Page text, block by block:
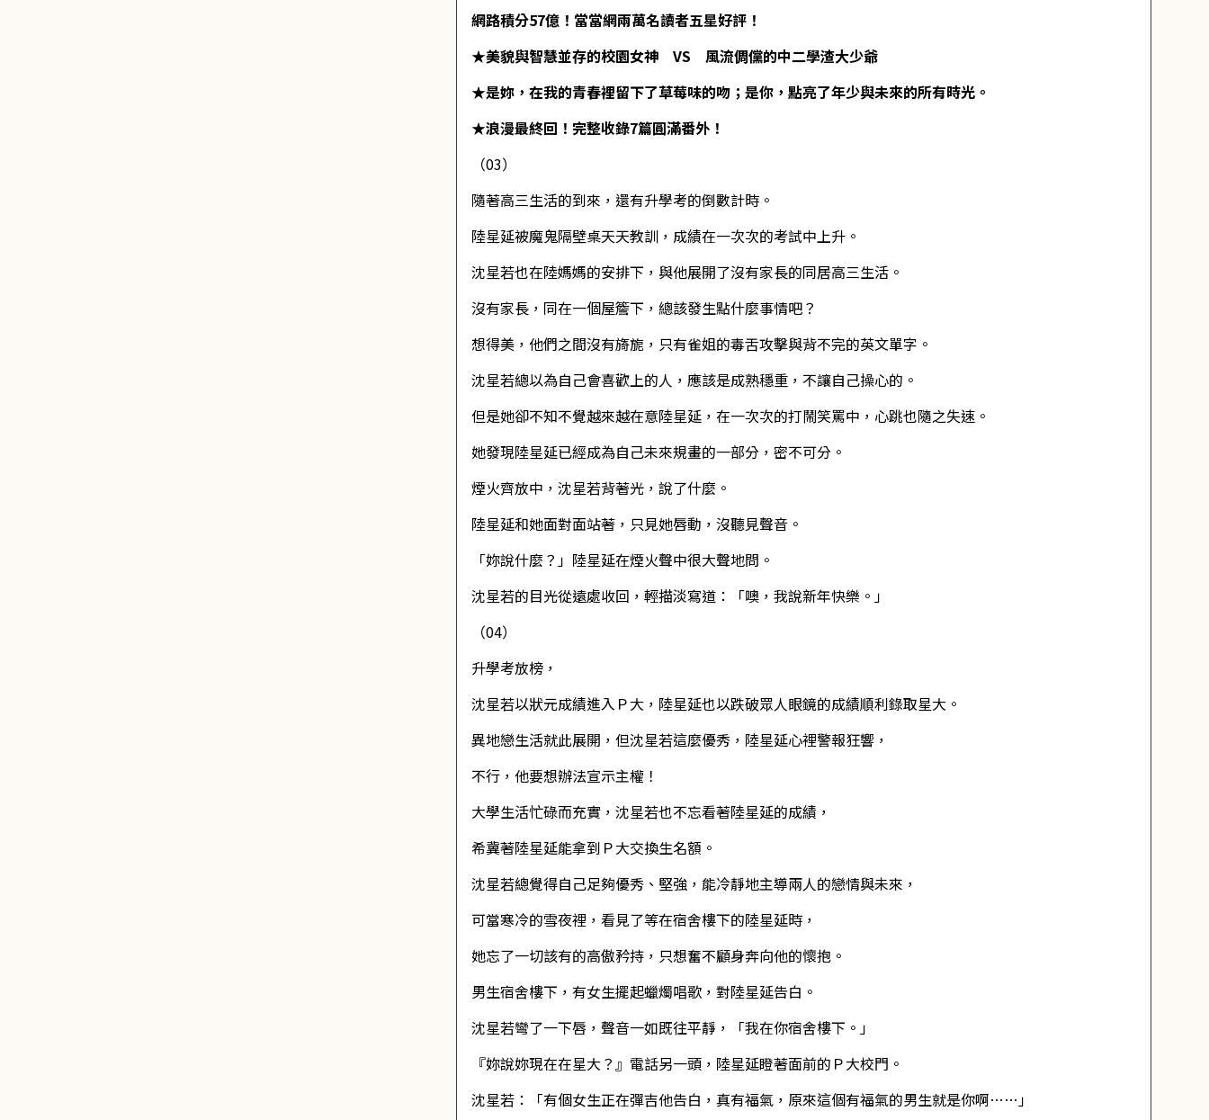
網路積分57億！當當網兩萬名讀者五星好評！
★美貌與智慧並存的校園女神 VS 風流倜儻的中二學渣大少爺
★是妳，在我的青春裡留下了草莓味的吻；是你，點亮了年少與未來的所有時光。
★浪漫最終回！完整收錄7篇圓滿番外！
（03）
隨著高三生活的到來，還有升學考的倒數計時。
陸星延被魔鬼隔壁桌天天教訓，成績在一次次的考試中上升。
沈星若也在陸媽媽的安排下，與他展開了沒有家長的同居高三生活。
沒有家長，同在一個屋簷下，總該發生點什麼事情吧？
想得美，他們之間沒有旖旎，只有雀姐的毒舌攻擊與背不完的英文單字。
沈星若總以為自己會喜歡上的人，應該是成熟穩重，不讓自己操心的。
但是她卻不知不覺越來越在意陸星延，在一次次的打鬧笑罵中，心跳也隨之失速。
她發現陸星延已經成為自己未來規畫的一部分，密不可分。
煙火齊放中，沈星若背著光，說了什麼。
陸星延和她面對面站著，只見她唇動，沒聽見聲音。
「妳說什麼？」陸星延在煙火聲中很大聲地問。
沈星若的目光從遠處收回，輕描淡寫道：「噢，我說新年快樂。」
（04）
升學考放榜，
沈星若以狀元成績進入Ｐ大，陸星延也以跌破眾人眼鏡的成績順利錄取星大。
異地戀生活就此展開，但沈星若這麼優秀，陸星延心裡警報狂響，
不行，他要想辦法宣示主權！
大學生活忙碌而充實，沈星若也不忘看著陸星延的成績，
希冀著陸星延能拿到Ｐ大交換生名額。
沈星若總覺得自己足夠優秀、堅強，能冷靜地主導兩人的戀情與未來，
可當寒冷的雪夜裡，看見了等在宿舍樓下的陸星延時，
她忘了一切該有的高傲矜持，只想奮不顧身奔向他的懷抱。
男生宿舍樓下，有女生擺起蠟燭唱歌，對陸星延告白。
沈星若彎了一下唇，聲音一如既往平靜，「我在你宿舍樓下。」
『妳說妳現在在星大？』電話另一頭，陸星延瞪著面前的Ｐ大校門。
沈星若：「有個女生正在彈吉他告白，真有福氣，原來這個有福氣的男生就是你啊……」